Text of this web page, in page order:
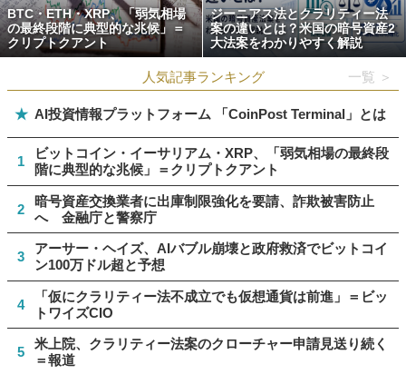
BTC・ETH・XRP、「弱気相場
の最終段階に典型的な兆候」＝
クリプトクアント
ジーニアス法とクラリティー法
案の違いとは？米国の暗号資産2
大法案をわかりやすく解説
人気記事ランキング 一覧 ＞
★ AI投資情報プラットフォーム 「CoinPost Terminal」とは
1
ビットコイン・イーサリアム・XRP、「弱気相場の最終段
階に典型的な兆候」＝クリプトクアント
2
暗号資産交換業者に出庫制限強化を要請、詐欺被害防止
へ 金融庁と警察庁
3
アーサー・ヘイズ、AIバブル崩壊と政府救済でビットコイ
ン100万ドル超と予想
4
「仮にクラリティー法不成立でも仮想通貨は前進」＝ビッ
トワイズCIO
5
米上院、クラリティー法案のクローチャー申請見送り続く
＝報道